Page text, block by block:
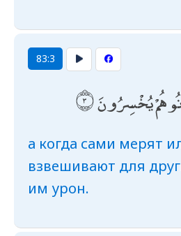
83:3
يُخْسِرُونَ
а когда сами мерят
взвешивают для
им урон.